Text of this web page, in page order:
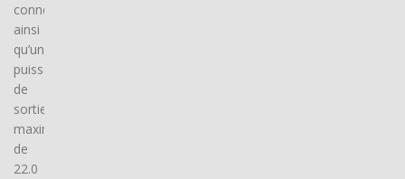
connector(s),
ainsi
qu’une
puissance
de
sortie
maximale
de
22.0